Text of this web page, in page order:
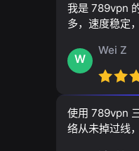
我是 789vpn
多，速度稳定
W
Wei Z
使用 789vpn
络从未掉过线